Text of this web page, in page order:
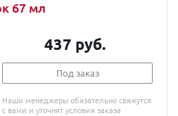
67 мл
437 руб.
Под заказ
Наши менеджеры обязательно свяжутся
с вами и уточнят условия заказа